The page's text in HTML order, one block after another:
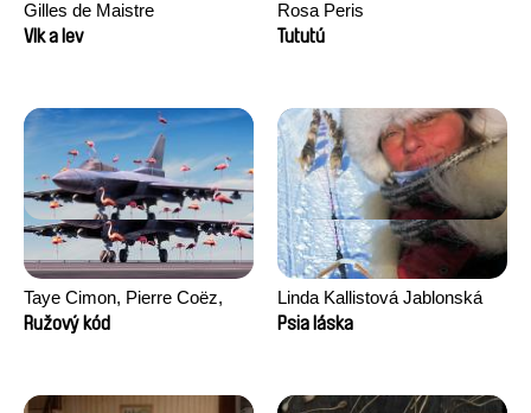
Gilles de Maistre
Vlk a lev
Rosa Peris
Tututú
Taye Cimon, Pierre Coëz,
Julie Groux, Sandra Leydier,
Ružový kód
Linda Kallistová Jablonská
Psia láska